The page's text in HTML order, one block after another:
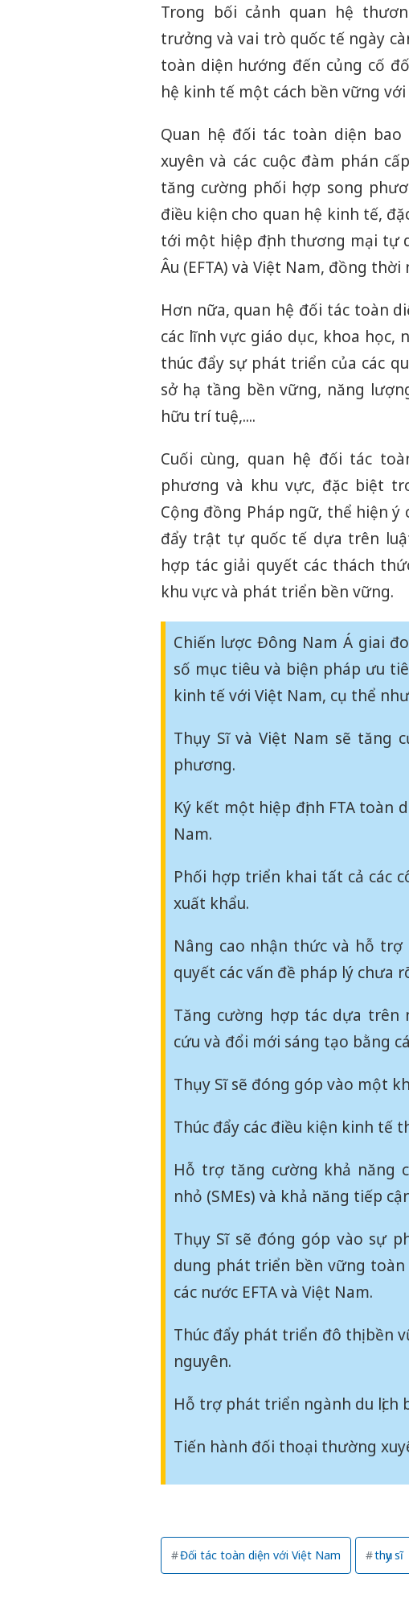
Trong bối cảnh quan hệ
trưởng và vai trò quốc tế ngày
toàn diện hướng đến củng cố
hệ kinh tế một cách bền vững
Quan hệ đối tác toàn diện
xuyên và các cuộc đàm phán
tăng cường phối hợp song
điều kiện cho quan hệ kinh tế,
tới một hiệp định thương mại tự
Âu (EFTA) và Việt Nam, đồng
Hơn nữa, quan hệ đối tác toàn
các lĩnh vực giáo dục, khoa học,
thúc đẩy sự phát triển của các
sở hạ tầng bền vững, năng
hữu trí tuệ,....
Cuối cùng, quan hệ đối tác
phương và khu vực, đặc biệt
Cộng đồng Pháp ngữ, thể hiện ý
đẩy trật tự quốc tế dựa trên
hợp tác giải quyết các thách
khu vực và phát triển bền vững.
Chiến lược Đông Nam Á giai
số mục tiêu và biện pháp ưu
kinh tế với Việt Nam, cụ thể
Thụy Sĩ và Việt Nam sẽ tăng
phương.
Ký kết một hiệp định FTA toàn
Nam.
Phối hợp triển khai tất cả các
xuất khẩu.
Nâng cao nhận thức và hỗ
quyết các vấn đề pháp lý chưa
Tăng cường hợp tác dựa trên
cứu và đổi mới sáng tạo bằng
Thụy Sĩ sẽ đóng góp vào một
Thúc đẩy các điều kiện kinh tế
Hỗ trợ tăng cường khả năng
nhỏ (SMEs) và khả năng tiếp
Thụy Sĩ sẽ đóng góp vào sự
dung phát triển bền vững
các nước EFTA và Việt Nam.
Thúc đẩy phát triển đô thị bền
nguyên.
Hỗ trợ phát triển ngành du lịch
Tiến hành đối thoại thường
Đối tác toàn diện với Việt Nam thụy sĩ